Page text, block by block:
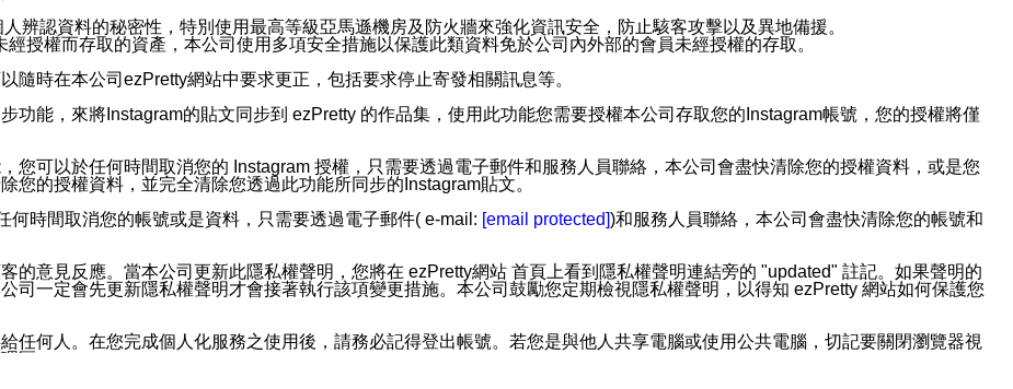
辨認資料的秘密性，特別使用最高等級亞馬遜機房及防火牆來強化資訊安全，防止駭客攻擊以及異地備援。
授權而存取的資產，本公司使用多項安全措施以保護此類資料免於公司內外部的會員未經授權的存取。
隨時在本公司ezPretty網站中要求更正，包括要求停止寄發相關訊息等。
功能，來將Instagram的貼文同步到 ezPretty 的作品集，使用此功能您需要授權本公司存取您的Instagram帳號，您的授權將僅
您可以於任何時間取消您的 Instagram 授權，只需要透過電子郵件和服務人員聯絡，本公司會盡快清除您的授權資料，或是您
的授權資料，並完全清除您透過此功能所同步的Instagram貼文。
時間取消您的帳號或是資料，只需要透過電子郵件( e-mail: [email protected])和服務人員聯絡，本公司會盡快清除您的帳號和
的意見反應。當本公司更新此隱私權聲明，您將在 ezPretty網站 首頁上看到隱私權聲明連結旁的 "updated" 註記。如果聲明的
司一定會先更新隱私權聲明才會接著執行該項變更措施。本公司鼓勵您定期檢視隱私權聲明，以得知 ezPretty 網站如何保護您
任何人。在您完成個人化服務之使用後，請務必記得登出帳號。若您是與他人共享電腦或使用公共電腦，切記要關閉瀏覽器視
區。